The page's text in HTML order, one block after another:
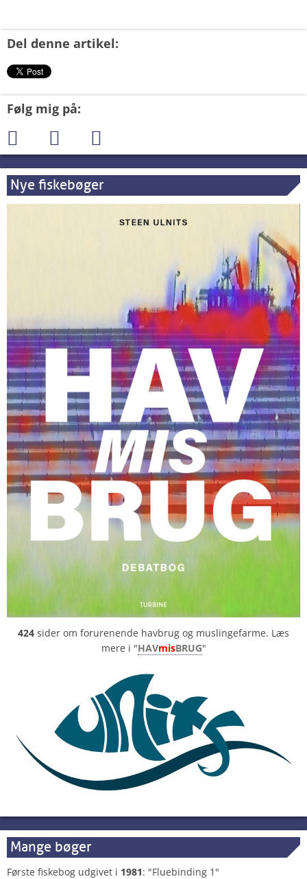
Del denne artikel:
Følg mig på:
Nye fiskebøger
424 sider om forurenende havbrug og muslingefarme. Læs
mere i "HAVmisBRUG"
Mange bøger
Første fiskebog udgivet i 1981: "Fluebinding 1"